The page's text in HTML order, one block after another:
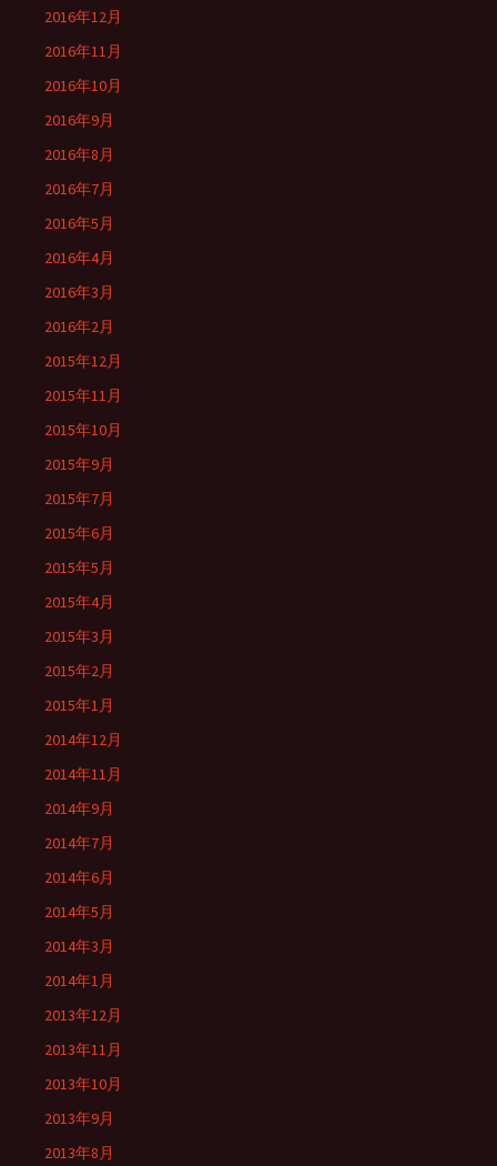
2016年12月
2016年11月
2016年10月
2016年9月
2016年8月
2016年7月
2016年5月
2016年4月
2016年3月
2016年2月
2015年12月
2015年11月
2015年10月
2015年9月
2015年7月
2015年6月
2015年5月
2015年4月
2015年3月
2015年2月
2015年1月
2014年12月
2014年11月
2014年9月
2014年7月
2014年6月
2014年5月
2014年3月
2014年1月
2013年12月
2013年11月
2013年10月
2013年9月
2013年8月